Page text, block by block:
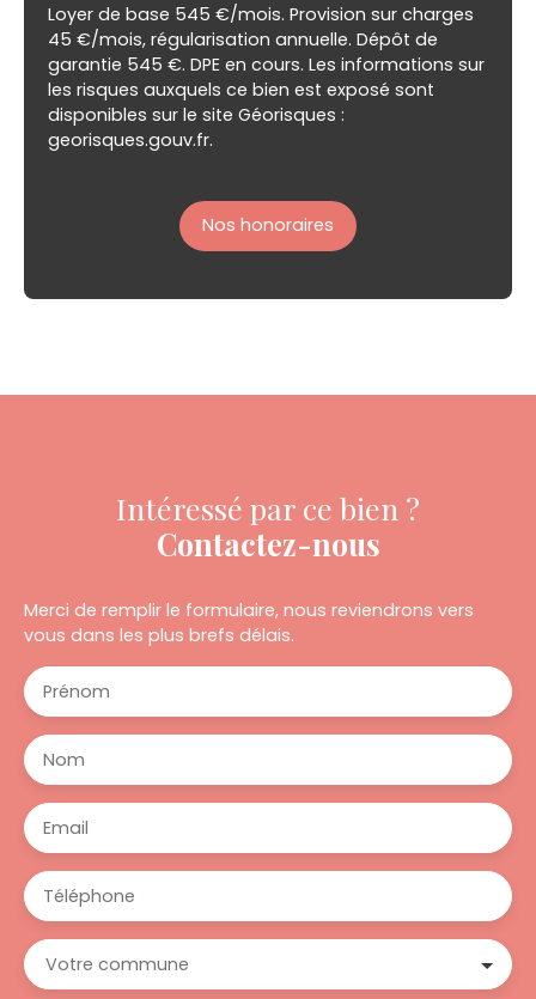
Loyer de base 545 €/mois. Provision sur charges
45 €/mois, régularisation annuelle. Dépôt de
garantie 545 €. DPE en cours. Les informations sur
les risques auxquels ce bien est exposé sont
disponibles sur le site Géorisques :
georisques.gouv.fr.
Nos honoraires
Intéressé par ce bien ?
Contactez-nous
Merci de remplir le formulaire, nous reviendrons vers
vous dans les plus brefs délais.
Prénom
Nom
Email
Téléphone
Votre commune